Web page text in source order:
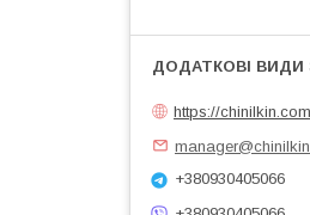
https://
+380930405066